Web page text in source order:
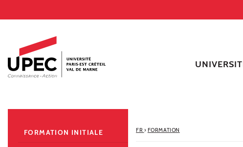
Accès directs
Recherche
Navigation secondaire
FR › FORMATION
FORMATION INITIALE